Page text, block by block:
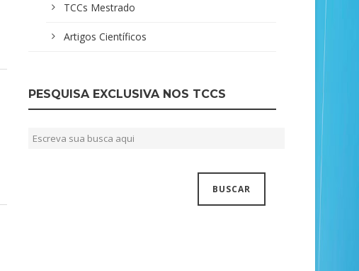
TCCs Mestrado
Artigos Científicos
PESQUISA EXCLUSIVA NOS TCCS